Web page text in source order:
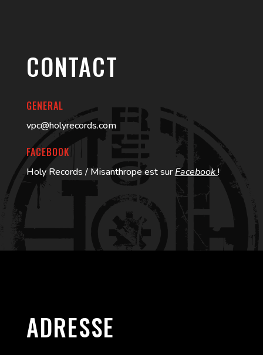
CONTACT
GENERAL
vpc@holyrecords.com
FACEBOOK
Holy Records / Misanthrope est surFacebook!
ADRESSE